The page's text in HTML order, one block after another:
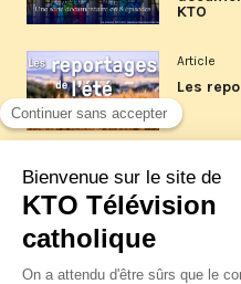
KTO
Article
Les
La
XIV à
jeudi 6
Article